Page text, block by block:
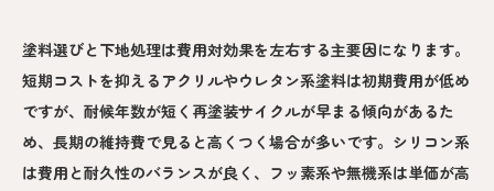
塗料選びと下地処理は費用対効果を左右する主要因になります。
短期コストを抑えるアクリルやウレタン系塗料は初期費用が低め
ですが、耐候年数が短く再塗装サイクルが早まる傾向があるた
め、長期の維持費で見ると高くつく場合が多いです。シリコン系
は費用と耐久性のバランスが良く、フッ素系や無機系は単価が高